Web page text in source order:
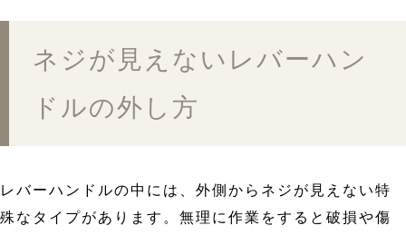
ネジが見えないレバーハン
ドルの外し方
レバーハンドルの中には、外側からネジが見えない特
殊なタイプがあります。無理に作業をすると破損や傷